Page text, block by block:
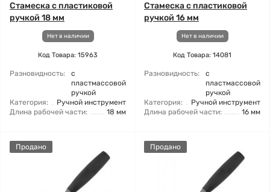
Стамеска с пластиковой
ручкой 18 мм
Нет в наличии
Код Товара: 15963
Разновидность:
с
пластмассовой
ручкой
Категория:
Ручной инструмент
Длина рабочей части:
18 мм
Стамеска с пластиковой
ручкой 16 мм
Нет в наличии
Код Товара: 14081
Разновидность:
с
пластмассовой
ручкой
Категория:
Ручной инструмент
Длина рабочей части:
16 мм
Продано Продано